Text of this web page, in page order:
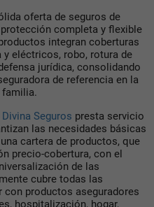
oferta de seguros de
completa y flexible
integran coberturas
eléctricos, robo, rotura de
jurídica, consolidando
de referencia en la
familia.
Divina Seguros presta servicio
las necesidades básicas
cartera de productos, que
precio-cobertura, con el
de las
cubre todas las
con productos aseguradores
hospitalización, hogar,